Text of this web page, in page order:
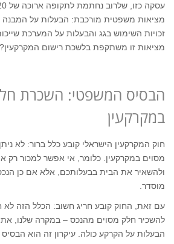
מציאות משפטית מורכבת: הבעלות על
זכויות השימוש בגג והבעלות על המערכת
מציאות זו משתקפת בלשכת רישום
הבסיס המשפטי: השכרת
במקרקעין
חוק המקרקעין הישראלי קובע כלל ברור: לא
מסוים במקרקעין. כלומר, אי אפשר למכור רק
ולהשאיר את הבית בבעלותכם, אלא אם כן
מוסדר.
עם זאת, החוק קובע חריג חשוב: הכלל הזה לא
להשכיר חלק מסוים מהנכס – במקרה שלנו,
הבעלות על הקרקע כולה. עיקרון זה הוא